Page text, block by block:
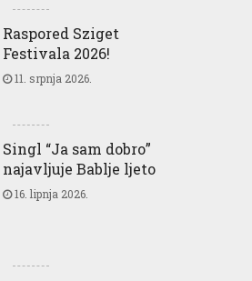
Raspored Sziget
Festivala 2026!
11. srpnja 2026.
Singl “Ja sam dobro”
najavljuje Bablje ljeto
16. lipnja 2026.